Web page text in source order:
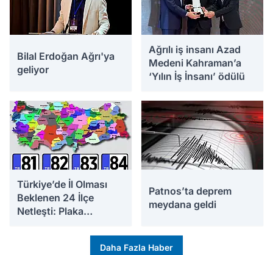
Bilal Erdoğan Ağrı'ya
geliyor
Ağrılı iş insanı Azad
Medeni Kahraman’a
‘Yılın İş İnsanı’ ödülü
Türkiye’de İl Olması
Beklenen 24 İlçe
Netleşti: Plaka
Hazırlandı İddiası
Patnos’ta deprem
meydana geldi
Daha Fazla Haber